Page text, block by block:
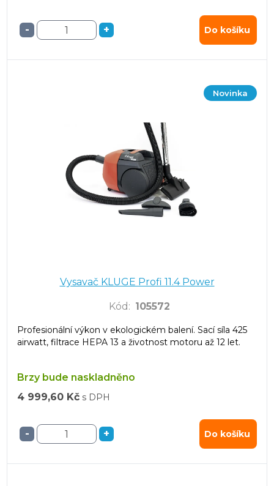
- + Do košíku
Novinka
Vysavač KLUGE Profi 11.4 Power
Kód : 105572
Profesionální výkon v ekologickém balení. Sací síla 425
airwatt, filtrace HEPA 13 a životnost motoru až 12 let.
Brzy bude naskladněno
4 999,60 Kč s DPH
- + Do košíku